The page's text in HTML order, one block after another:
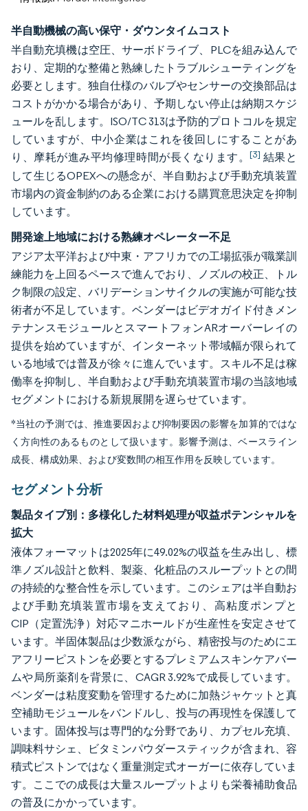
半自動機械の高い保守・ダウンタイムコスト
半自動充填機は空圧、サーボドライブ、PLCを組み込んで
おり、定期的な整備と熟練したトラブルシューティングを
必要とします。独自仕様のバルブやセンサーの交換部品は
コストがかかる場合があり、予期しない停止は納期スケジ
ュールを乱します。ISO/TC 313は予防的プロトコルを規定
していますが、中小企業はこれを後回しにすることがあ
り、摩耗が進み平均修理時間が長くなります。[3] 結果と
して生じるOPEXへの懸念が、半自動および手動充填装置
市場内の資金制約のある企業における購買意思決定を抑制
しています。
開発途上地域における熟練オペレーター不足
アジア太平洋および中東・アフリカでの工場拡張が職業訓
練能力を上回るペースで進んでおり、ノズルの校正、トル
ク制限の設定、バリデーションサイクルの実施が可能な技
術者が不足しています。ベンダーはビデオガイド付きメン
テナンスモジュールとスマートフォンARオーバーレイの
提供を始めていますが、インターネット帯域幅が限られて
いる地域では普及が徐々に進んでいます。スキル不足は稼
働率を抑制し、半自動および手動充填装置市場の当該地域
セグメントにおける新規展開を遅らせています。
*当社の予測では、推進要因および抑制要因の影響を加算的ではな
く方向性のあるものとして扱います。影響予測は、ベースライン
成長、構成効果、および変数間の相互作用を反映しています。
セグメント分析
製品タイプ別：多様化した材料処理が収益ポテンシャルを
拡大
液体フォーマットは2025年に49.02%の収益を生み出し、標
準ノズル設計と飲料、製薬、化粧品のスループットとの間
の持続的な整合性を示しています。このシェアは半自動お
よび手動充填装置市場を支えており、高粘度ポンプと
CIP（定置洗浄）対応マニホールドが生産性を安定させて
います。半固体製品は少数派ながら、精密投与のためにエ
アフリーピストンを必要とするプレミアムスキンケアバー
ムや局所薬剤を背景に、CAGR 3.92%で成長しています。
ベンダーは粘度変動を管理するために加熱ジャケットと真
空補助モジュールをバンドルし、投与の再現性を保護して
います。固体投与は専門的な分野であり、カプセル充填、
調味料サシェ、ビタミンパウダースティックが含まれ、容
積式ピストンではなく重量測定式オーガーに依存していま
す。ここでの成長は大量スループットよりも栄養補助食品
の普及にかかっています。